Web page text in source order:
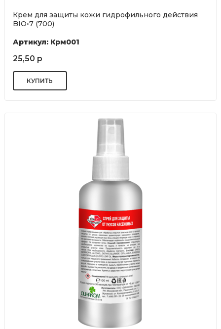
Крем для защиты кожи гидрофильного действия
BIO•7 (700)
Артикул: Крм001
25,50 р